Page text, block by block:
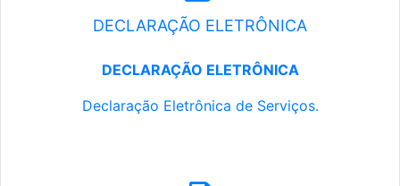
DECLARAÇÃO ELETRÔNICA
DECLARAÇÃO ELETRÔNICA
Declaração Eletrônica de Serviços.